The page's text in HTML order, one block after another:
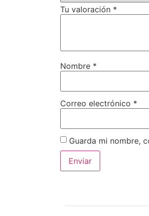
Tu valoración *
Nombre *
Correo electrónico *
Guarda mi nombre,